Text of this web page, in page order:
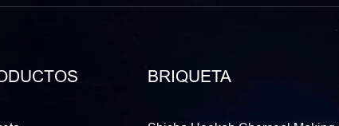
BRIQUETA